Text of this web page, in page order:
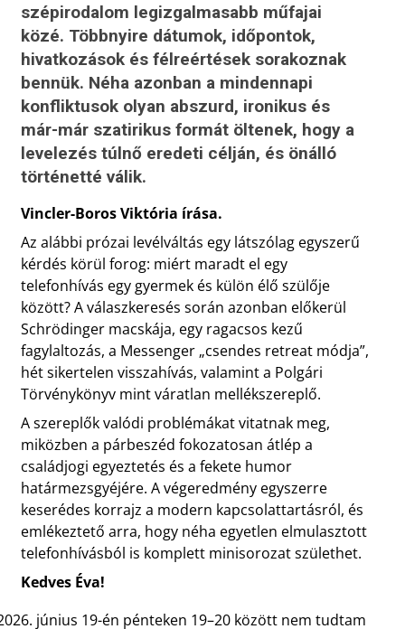
szépirodalom legizgalmasabb műfajai
közé. Többnyire dátumok, időpontok,
hivatkozások és félreértések sorakoznak
bennük. Néha azonban a mindennapi
konfliktusok olyan abszurd, ironikus és
már-már szatirikus formát öltenek, hogy a
levelezés túlnő eredeti célján, és önálló
történetté válik.
Vincler-Boros Viktória írása.
Az alábbi prózai levélváltás egy látszólag egyszerű
kérdés körül forog: miért maradt el egy
telefonhívás egy gyermek és külön élő szülője
között? A válaszkeresés során azonban előkerül
Schrödinger macskája, egy ragacsos kezű
fagylaltozás, a Messenger „csendes retreat módja”,
hét sikertelen visszahívás, valamint a Polgári
Törvénykönyv mint váratlan mellékszereplő.
A szereplők valódi problémákat vitatnak meg,
miközben a párbeszéd fokozatosan átlép a
családjogi egyeztetés és a fekete humor
határmezsgyéjére. A végeredmény egyszerre
keserédes korrajz a modern kapcsolattartásról, és
emlékeztető arra, hogy néha egyetlen elmulasztott
telefonhívásból is komplett minisorozat születhet.
Kedves Éva!
június 19-én pénteken 19–20 között nem tudtam